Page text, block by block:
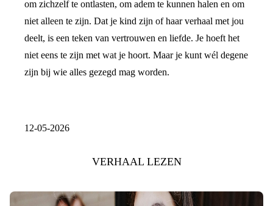
om zichzelf te ontlasten, om adem te kunnen halen en om
niet alleen te zijn. Dat je kind zijn of haar verhaal met jou
deelt, is een teken van vertrouwen en liefde. Je hoeft het
niet eens te zijn met wat je hoort. Maar je kunt wél degene
zijn bij wie alles gezegd mag worden.
12-05-2026
VERHAAL LEZEN